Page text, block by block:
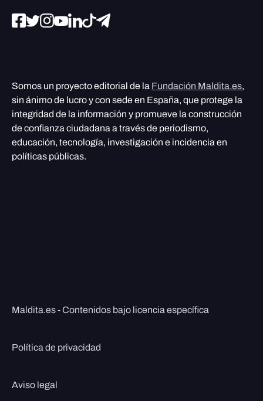
Somos un proyecto editorial de la Fundación Maldita.es,
sin ánimo de lucro y con sede en España, que protege la
integridad de la información y promueve la construcción
de confianza ciudadana a través de periodismo,
educación, tecnología, investigación e incidencia en
políticas públicas.
Maldita.es - Contenidos bajo licencia específica
Política de privacidad
Aviso legal